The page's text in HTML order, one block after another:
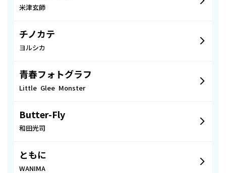
米津玄師
チノカテ
ヨルシカ
青春フォトグラフ
Little Glee Monster
Butter-Fly
和田光司
ともに
WANIMA